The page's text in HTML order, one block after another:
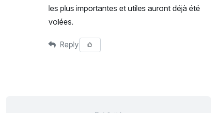
les plus importantes et utiles auront déjà été
volées.
Reply